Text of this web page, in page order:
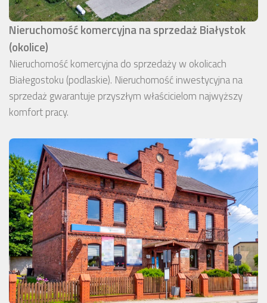
Nieruchomość komercyjna na sprzedaż Białystok
(okolice)
Nieruchomość komercyjna do sprzedaży w okolicach
Białegostoku (podlaskie). Nieruchomość inwestycyjna na
sprzedaż gwarantuje przyszłym właścicielom najwyższy
komfort pracy.